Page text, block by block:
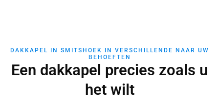
DAKKAPEL IN SMITSHOEK IN VERSCHILLENDE NAAR UW
BEHOEFTEN
Een dakkapel precies zoals u
het wilt